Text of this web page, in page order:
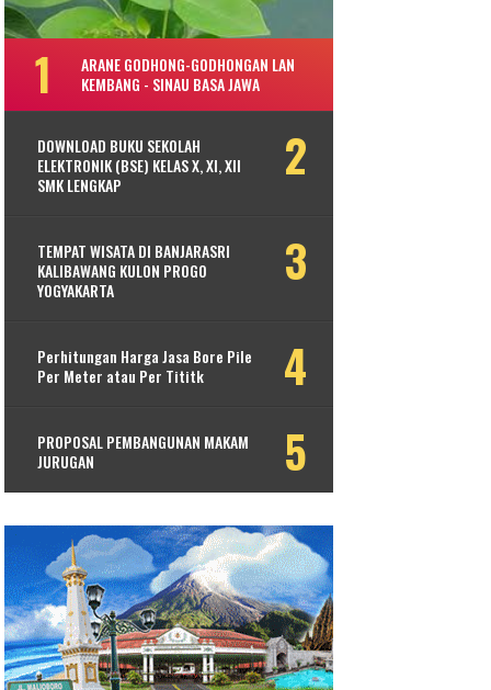
ARANE GODHONG-GODHONGAN LAN
KEMBANG - SINAU BASA JAWA
DOWNLOAD BUKU SEKOLAH
ELEKTRONIK (BSE) KELAS X, XI, XII
SMK LENGKAP
TEMPAT WISATA DI BANJARASRI
KALIBAWANG KULON PROGO
YOGYAKARTA
Perhitungan Harga Jasa Bore Pile
Per Meter atau Per Tititk
PROPOSAL PEMBANGUNAN MAKAM
JURUGAN